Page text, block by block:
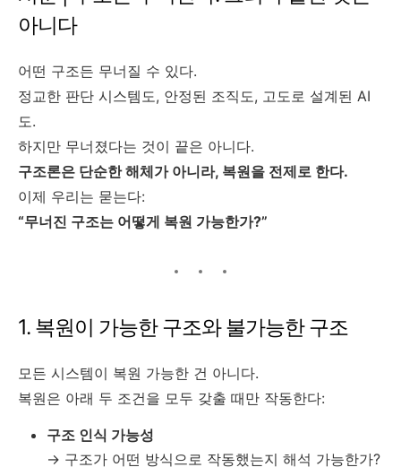
아니다
어떤 구조든 무너질 수 있다.
정교한 판단 시스템도, 안정된 조직도, 고도로 설계된 AI
도.
하지만 무너졌다는 것이 끝은 아니다.
구조론은 단순한 해체가 아니라, 복원을 전제로 한다.
이제 우리는 묻는다:
“무너진 구조는 어떻게 복원 가능한가?”
1. 복원이 가능한 구조와 불가능한 구조
모든 시스템이 복원 가능한 건 아니다.
복원은 아래 두 조건을 모두 갖출 때만 작동한다:
구조 인식 가능성
→ 구조가 어떤 방식으로 작동했는지 해석 가능한가?